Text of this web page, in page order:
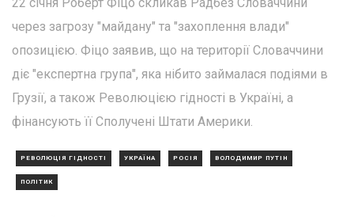
через загрозу "майдану" та "захоплення влади"
опозицією. Фіцо заявив, що на території Словаччини
діє "експертна група", яка нібито займалася подіями в
Грузії, а також Революцією гідності в Україні, а
фінансують її Сполучені Штати Америки.
РЕВОЛЮЦІЯ ГІДНОСТІ УКРАЇНА РОСІЯ ВОЛОДИМИР ПУТІН
ПОЛІТИК